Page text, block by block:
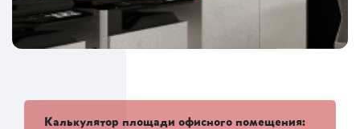
Калькулятор площади офисного помещения: